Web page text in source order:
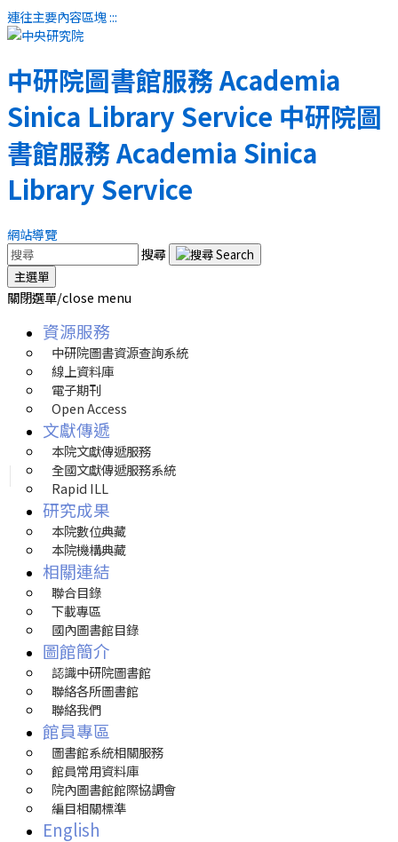
連往主要內容區塊:::
中研院圖書館服務Academia
Sinica Library Service 中研院圖
書館服務Academia Sinica
Library Service
網站導覽
搜尋
主選單
關閉選單/close menu
資源服務
中研院圖書資源查詢系統
線上資料庫
電子期刊
Open Access
文獻傳遞
本院文獻傳遞服務
全國文獻傳遞服務系統
Rapid ILL
研究成果
本院數位典藏
本院機構典藏
相關連結
聯合目錄
下載專區
國內圖書館目錄
圖館簡介
認識中研院圖書館
聯絡各所圖書館
聯絡我們
館員專區
圖書館系統相關服務
館員常用資料庫
院內圖書館館際協調會
編目相關標準
English